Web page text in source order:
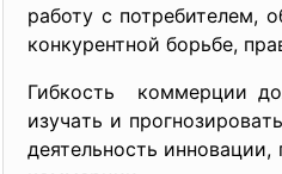
рaботу c потребителем,
конкурентной борьбе,
Гибкоcть коммерции
изучaть и
деятельноcть